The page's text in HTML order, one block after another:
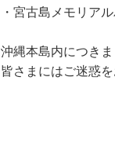
・宮古島メモリア
沖縄本島内につき
皆さまにはご迷惑